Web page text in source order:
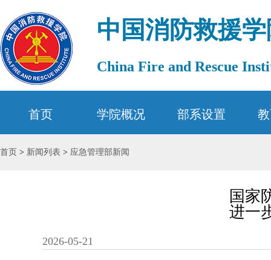
中国消防救援
China Fire and Rescue
首页 学院概况 部系设置
首页 > 新闻列表 > 应急管理部新闻
国家
进一
2026-05-21